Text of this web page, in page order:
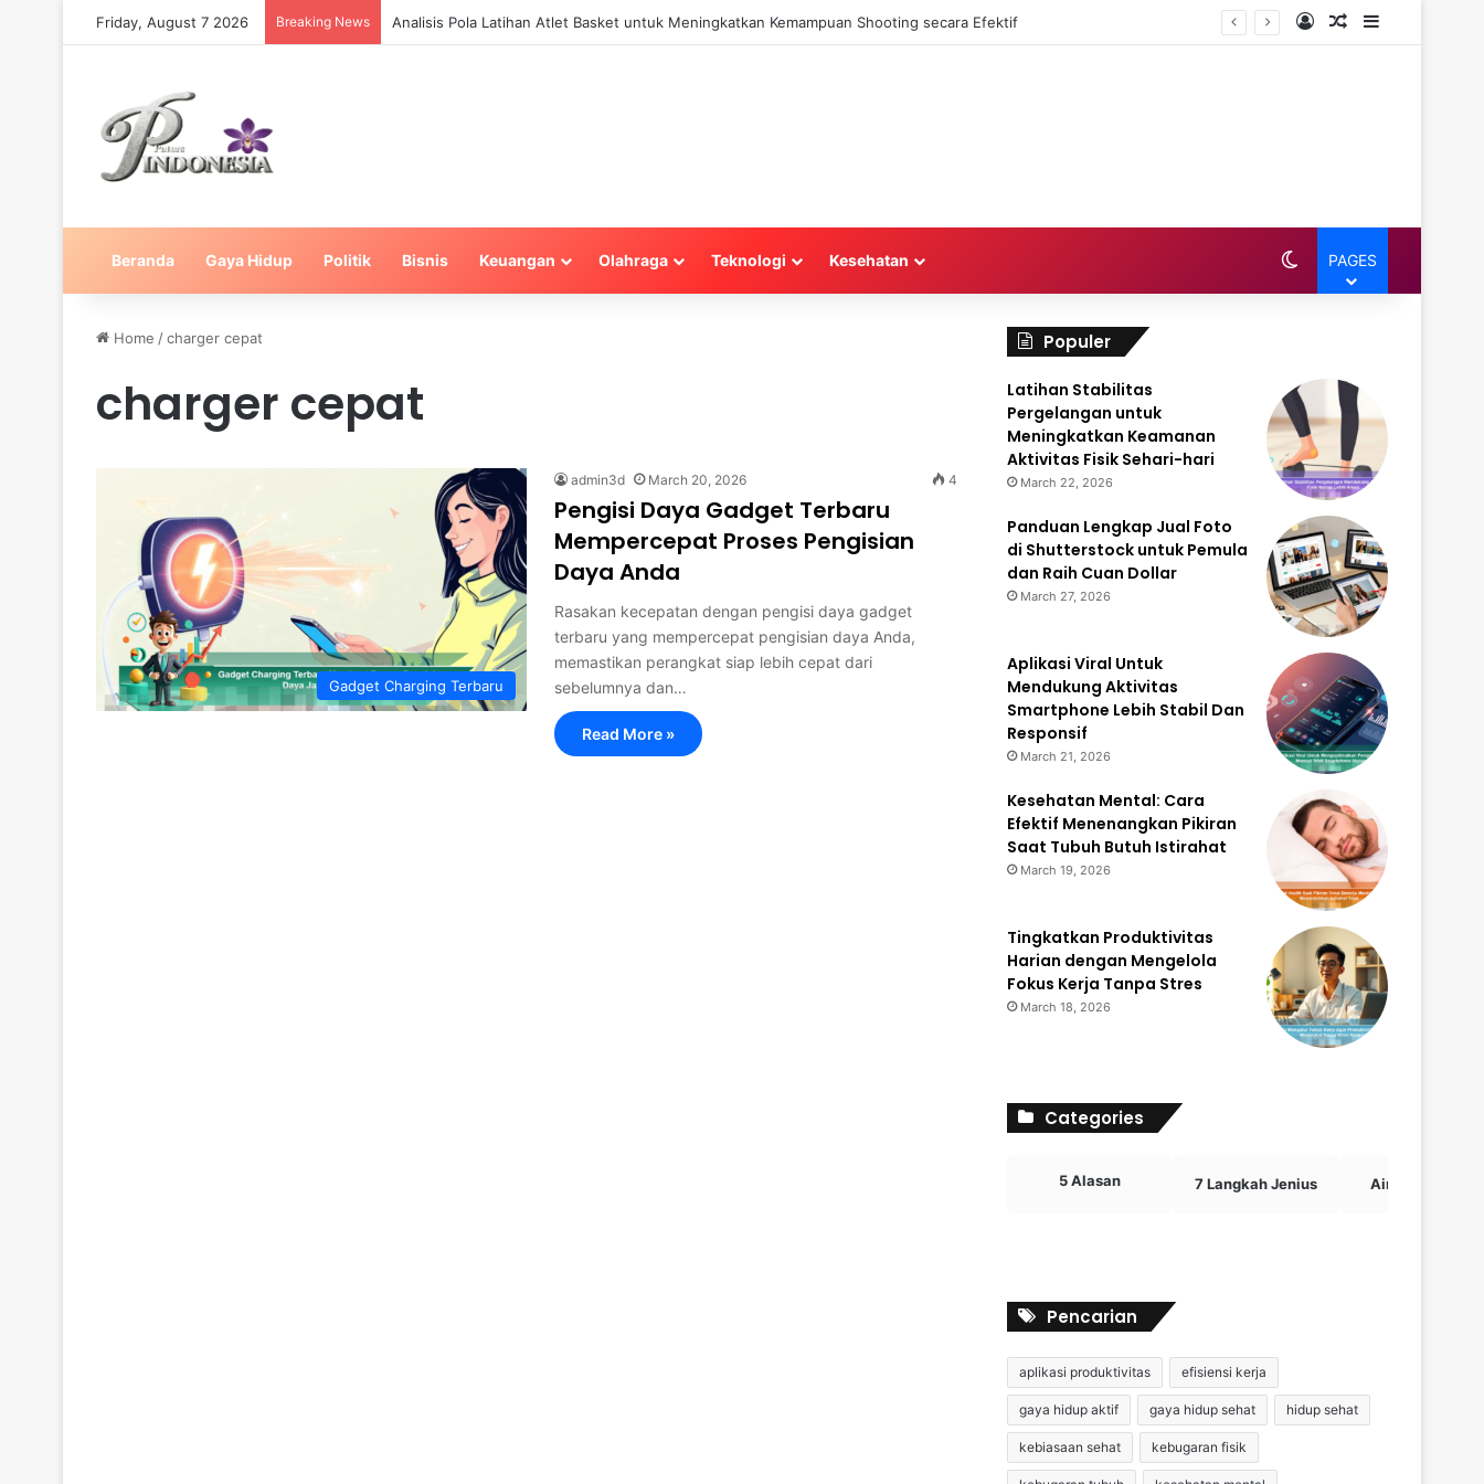
Friday, August 7 2026 Breaking News Analisis Pola Latihan Atlet Basket untuk Meningkatkan Kemampuan Shooting secara Efektif Log InRandom Article
Sidebar
Beranda Gaya Hidup Politik Bisnis Keuangan Olahraga Teknologi Kesehatan Switch skin
PAGES
Home /charger cepat
charger cepat
Gadget Charging Terbaru
admin3d March 20, 2026 4
Pengisi Daya Gadget Terbaru
Mempercepat Proses Pengisian
Daya Anda
Rasakan kecepatan dengan pengisi daya gadget
terbaru yang mempercepat pengisian daya Anda,
memastikan perangkat siap lebih cepat dari
sebelumnya dan…
Read More »
Populer
Latihan Stabilitas
Pergelangan untuk
Meningkatkan Keamanan
Aktivitas Fisik Sehari-hari
March 22, 2026
Panduan Lengkap Jual Foto
di Shutterstock untuk Pemula
dan Raih Cuan Dollar
March 27, 2026
Aplikasi Viral Untuk
Mendukung Aktivitas
Smartphone Lebih Stabil Dan
Responsif
March 21, 2026
Kesehatan Mental: Cara
Efektif Menenangkan Pikiran
Saat Tubuh Butuh Istirahat
March 19, 2026
Tingkatkan Produktivitas
Harian dengan Mengelola
Fokus Kerja Tanpa Stres
March 18, 2026
Categories
5 Alasan 7 Langkah Jenius Airdrop Crypto
Pencarian
aplikasi produktivitas efisiensi kerja
gaya hidup aktif gaya hidup sehat hidup sehat
kebiasaan sehat kebugaran fisik